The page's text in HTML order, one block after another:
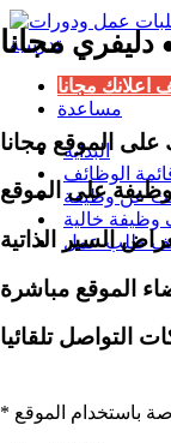
اعلانك مجانا
مساعدة
البداية
الوظائف
عن وظيفة
وظيفة خالية
طلب عمل
دليفريمجانا
على الموقع مجانا
على الموقع
السير الذاتية
الموقع مباشرة
التواصل تلقائيا